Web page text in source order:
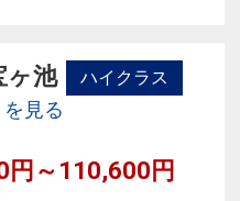
しでお迎えしていた
ヶ池
ハイクラス
見る
円～110,600円